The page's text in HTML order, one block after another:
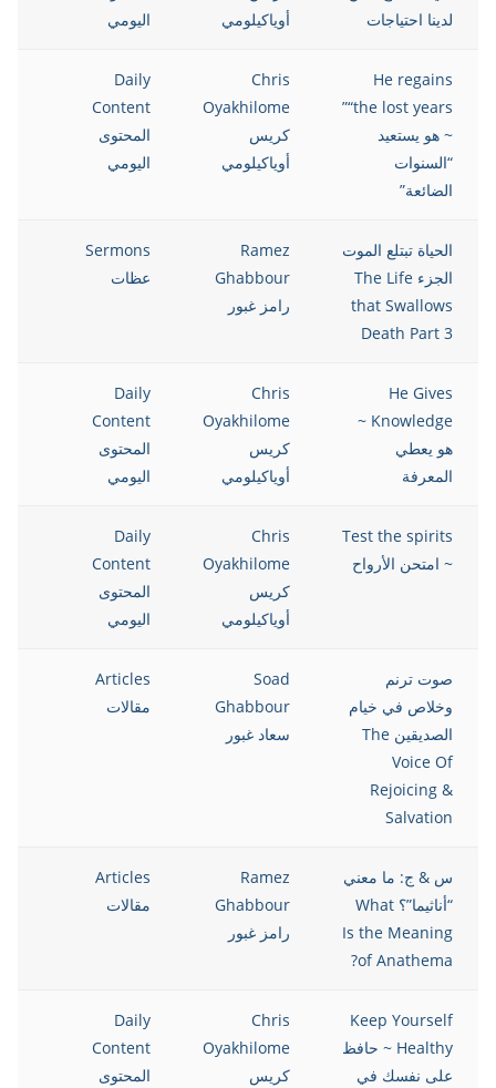
لدينا احتياجات
أوياكيلومي
اليومي
He regains
“the lost years”
~ هو يستعيد
“السنوات
الضائعة”
Chris
Oyakhilome
كريس
أوياكيلومي
Daily
Content
المحتوى
اليومي
الحياة تبتلع الموت
الجزء The Life
that Swallows
Death Part 3
Ramez
Ghabbour
رامز غبور
Sermons
عظات
He Gives
Knowledge ~
هو يعطي
المعرفة
Chris
Oyakhilome
كريس
أوياكيلومي
Daily
Content
المحتوى
اليومي
Test the spirits
~ امتحن الأرواح
Chris
Oyakhilome
كريس
أوياكيلومي
Daily
Content
المحتوى
اليومي
صوت ترنم
وخلاص في خيام
الصديقين The
Voice Of
Rejoicing &
Salvation
Soad
Ghabbour
سعاد غبور
Articles
مقالات
س & ج: ما معني
“أناثيما”؟ What
Is the Meaning
of Anathema?
Ramez
Ghabbour
رامز غبور
Articles
مقالات
Keep Yourself
Healthy ~ حافظ
على نفسك في
Chris
Oyakhilome
كريس
Daily
Content
المحتوى